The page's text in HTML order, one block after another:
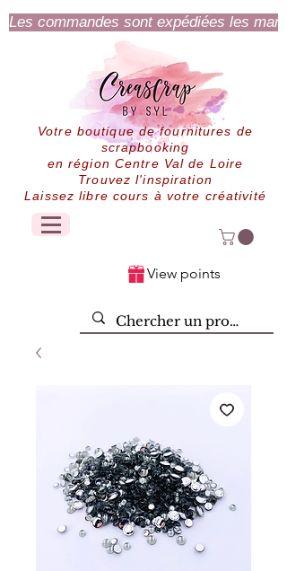
Les commandes sont expédiées les
Votre boutique de fournitures de
scrapbooking
en région Centre Val de Loire
Trouvez l'inspiration
Laissez libre cours à votre créativité
View points